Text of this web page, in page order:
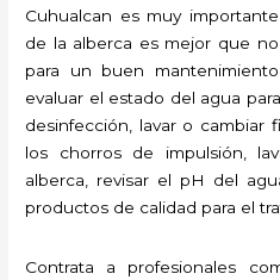
Cuhualcan es muy
de la alberca es mejor que
para un buen
evaluar el estado del agua
desinfección, lavar o cambiar
los chorros de impulsión,
alberca, revisar el pH del
productos de calidad para el
Contrata a profesionales